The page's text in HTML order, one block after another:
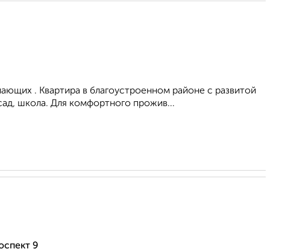
. Квартира в благоустроенном районе с развитой
школа. Для комфортного прожив...
9